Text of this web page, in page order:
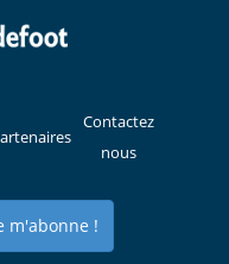
Contactez
nous
m'abonne !